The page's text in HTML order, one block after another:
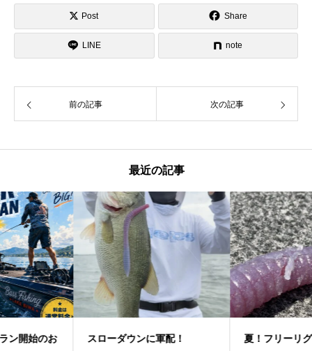
Post Share
LINE note
前の記事 次の記事
最近の記事
スローダウンに軍配！ 夏！フリーリグゲーム